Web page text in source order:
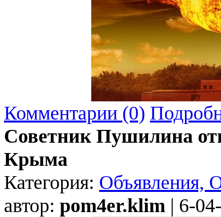
Комментарии (0)
Советник Пушилина
Крыма
Категория: Объявления,
автор: pom4er.klim | 6-